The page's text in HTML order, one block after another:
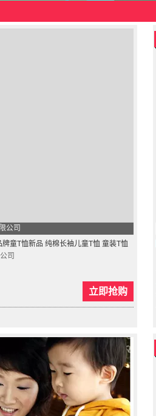
公司
童T恤新品 纯棉长袖儿童T恤 童装T恤
司
立即抢购